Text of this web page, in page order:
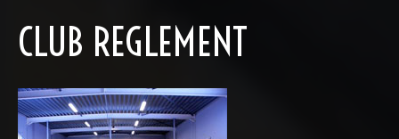
CLUB REGLEMENT